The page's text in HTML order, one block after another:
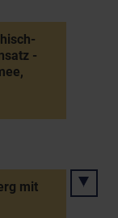
-
mit